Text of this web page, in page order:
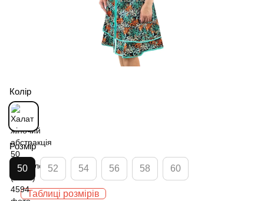
Колір
Розмір
50 52 54 56 58 60
Таблиці розмірів